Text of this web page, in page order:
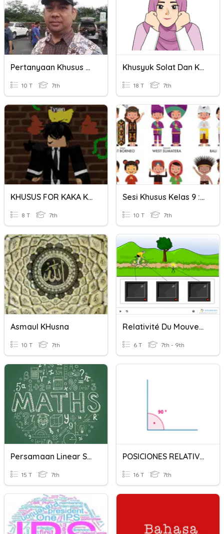
Pertanyaan Khusus Untuk Kelas 7f
10 T 7th
Khusyuk Solat Dan Kepentingannya
18 T 7th
KHUSUS FOR KAKA KING
8 T 7th
Sesi Khusus Kelas 9 : Keberagaman Suku
10 T 7th
Asmaul KHusna
10 T 7th
Relativité Du Mouvement
6 T 7th - 9th
Persamaan Linear Satu Variabel (Khusus)
15 T 7th
POSICIONES RELATIVAS DE ÁNGULOS
16 T 7th